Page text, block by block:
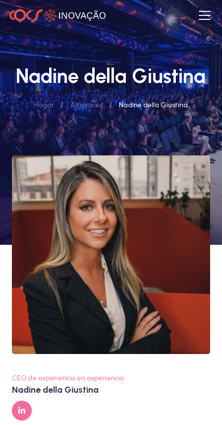
Nadine della Giustina
Hogar / Altavoces / Nadine della Giustina
CEO de experiencia en experiencia
Nadine della Giustina